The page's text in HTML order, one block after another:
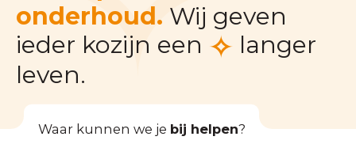
onderhoud. Wij geven
ieder kozijn een
langer
leven.
Waar kunnen we je bij helpen?